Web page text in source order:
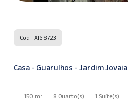
Cod : AI68723
Casa - Guarulhos - Jardim Jovaia
150 m² 8 Quarto(s) 1 Suíte(s)